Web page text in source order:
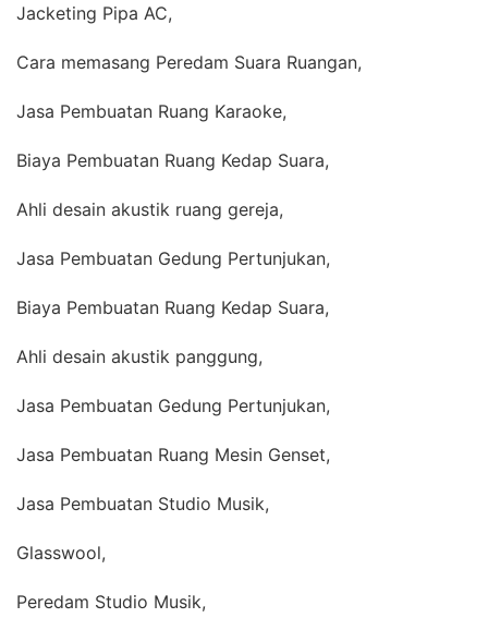
Jacketing Pipa AC,
Cara memasang Peredam Suara Ruangan,
Jasa Pembuatan Ruang Karaoke,
Biaya Pembuatan Ruang Kedap Suara,
Ahli desain akustik ruang gereja,
Jasa Pembuatan Gedung Pertunjukan,
Biaya Pembuatan Ruang Kedap Suara,
Ahli desain akustik panggung,
Jasa Pembuatan Gedung Pertunjukan,
Jasa Pembuatan Ruang Mesin Genset,
Jasa Pembuatan Studio Musik,
Glasswool,
Peredam Studio Musik,